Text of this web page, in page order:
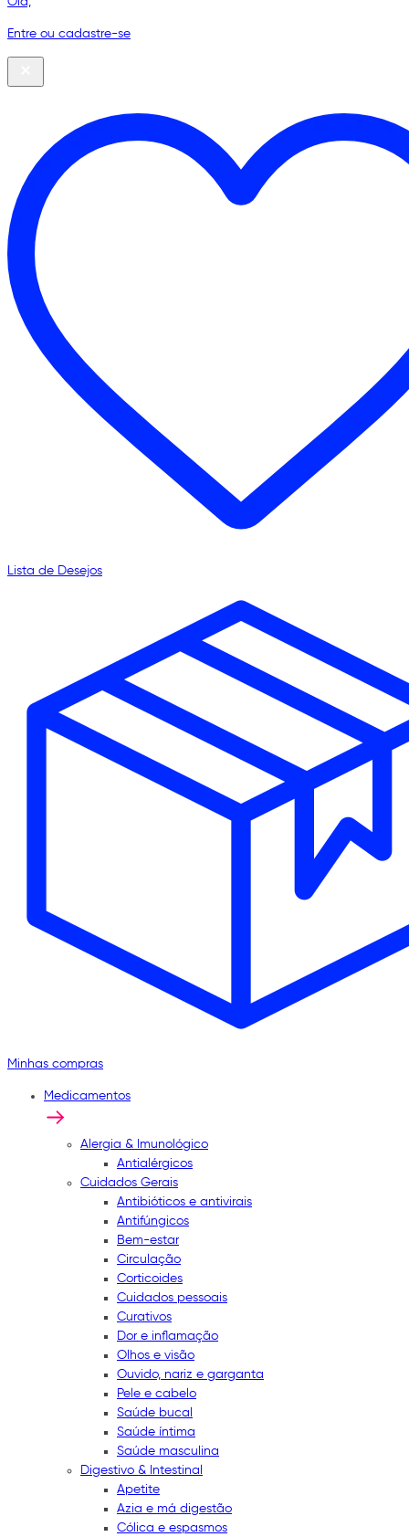
Entre ou cadastre-se
Lista de Desejos
Minhas compras
Medicamentos
Alergia & Imunológico
Antialérgicos
Cuidados Gerais
Antibióticos e antivirais
Antifúngicos
Bem-estar
Circulação
Corticoides
Cuidados pessoais
Curativos
Dor e inflamação
Olhos e visão
Ouvido, nariz e garganta
Pele e cabelo
Saúde bucal
Saúde íntima
Saúde masculina
Digestivo & Intestinal
Apetite
Azia e má digestão
Cólica e espasmos